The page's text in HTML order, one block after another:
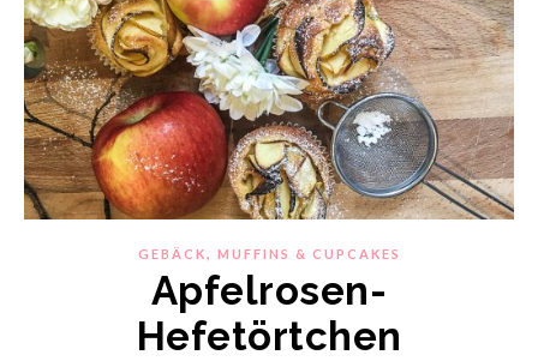
GEBÄCK, MUFFINS & CUPCAKES
Apfelrosen-
Hefetörtchen